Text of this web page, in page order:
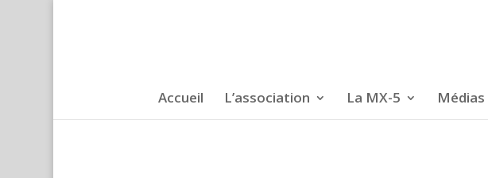
Accueil L’association La MX-5 Médias